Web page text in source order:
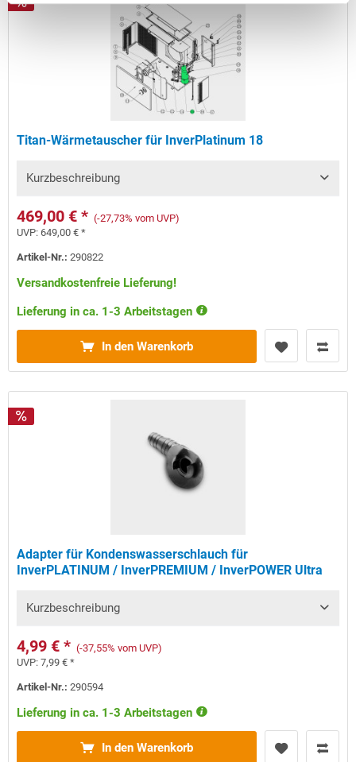
Titan-Wärmetauscher für InverPlatinum 18
Kurzbeschreibung
469,00 € * (-27,73% vom UVP)
UVP:649,00 € *
Artikel-Nr.:290822
Versandkostenfreie Lieferung!
Lieferung in ca. 1-3 Arbeitstagen
In den Warenkorb
Adapter für Kondenswasserschlauch für
InverPLATINUM / InverPREMIUM / InverPOWER Ultra
Kurzbeschreibung
4,99 € * (-37,55% vom UVP)
UVP:7,99 € *
Artikel-Nr.:290594
Lieferung in ca. 1-3 Arbeitstagen
In den Warenkorb